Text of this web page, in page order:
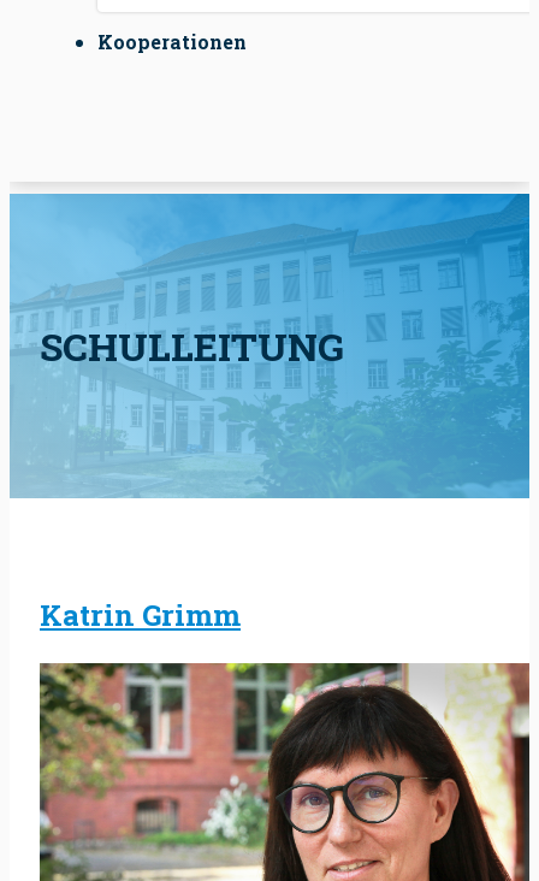
Kooperationen
SCHULLEITUNG
Katrin Grimm